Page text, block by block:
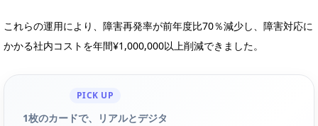
これらの運用により、障害再発率が前年度比70％減少し、障害対応に
かかる社内コストを年間¥1,000,000以上削減できました。
PICK UP
1枚のカードで、リアルとデジタ